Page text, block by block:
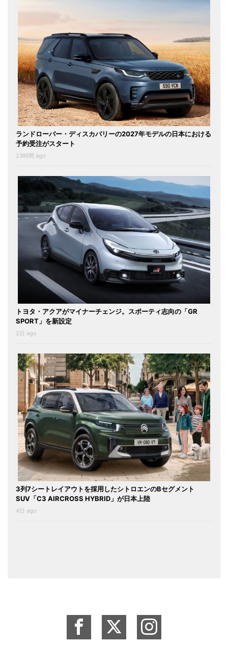
ランドローバー・ディスカバリーの2027年モデルの日本における
予約受注がスタート
23時間 ago
トヨタ・アクアがマイナーチェンジ。スポーティ志向の「GR
SPORT」を新設定
2日 ago
3列7シートレイアウトを採用したシトロエンのBセグメント
SUV「C3 AIRCROSS HYBRID」が日本上陸
4日 ago